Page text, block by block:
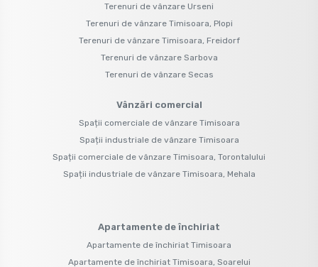
Terenuri de vânzare Urseni
Terenuri de vânzare Timisoara, Plopi
Terenuri de vânzare Timisoara, Freidorf
Terenuri de vânzare Sarbova
Terenuri de vânzare Secas
Vânzări comercial
Spații comerciale de vânzare Timisoara
Spații industriale de vânzare Timisoara
Spații comerciale de vânzare Timisoara, Torontalului
Spații industriale de vânzare Timisoara, Mehala
Apartamente de închiriat
Apartamente de închiriat Timisoara
Apartamente de închiriat Timisoara, Soarelui